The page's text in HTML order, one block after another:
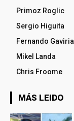
Primoz Roglic
Sergio Higuita
Fernando Gaviria
Mikel Landa
Chris Froome
MÁS LEIDO